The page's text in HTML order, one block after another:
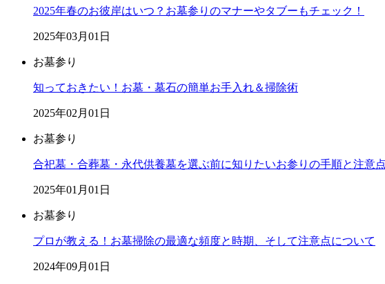
2025年春のお彼岸はいつ？お墓参りのマナーやタブーもチェック！
2025年03月01日
お墓参り
知っておきたい！お墓・墓石の簡単お手入れ＆掃除術
2025年02月01日
お墓参り
合祀墓・合葬墓・永代供養墓を選ぶ前に知りたいお参りの手順と注意点
2025年01月01日
お墓参り
プロが教える！お墓掃除の最適な頻度と時期、そして注意点について
2024年09月01日